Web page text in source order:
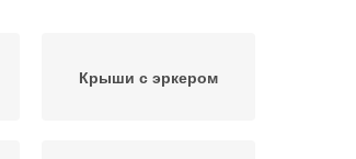
Крыши с эркером